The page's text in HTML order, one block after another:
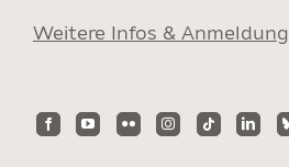
Weitere Infos & Anmeldung